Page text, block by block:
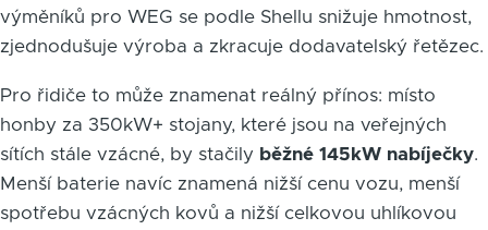
výměníků pro WEG se podle Shellu snižuje hmotnost,
zjednodušuje výroba a zkracuje dodavatelský řetězec.
Pro řidiče to může znamenat reálný přínos: místo
honby za 350kW+ stojany, které jsou na veřejných
sítích stále vzácné, by stačily běžné 145kW nabíječky.
Menší baterie navíc znamená nižší cenu vozu, menší
spotřebu vzácných kovů a nižší celkovou uhlíkovou